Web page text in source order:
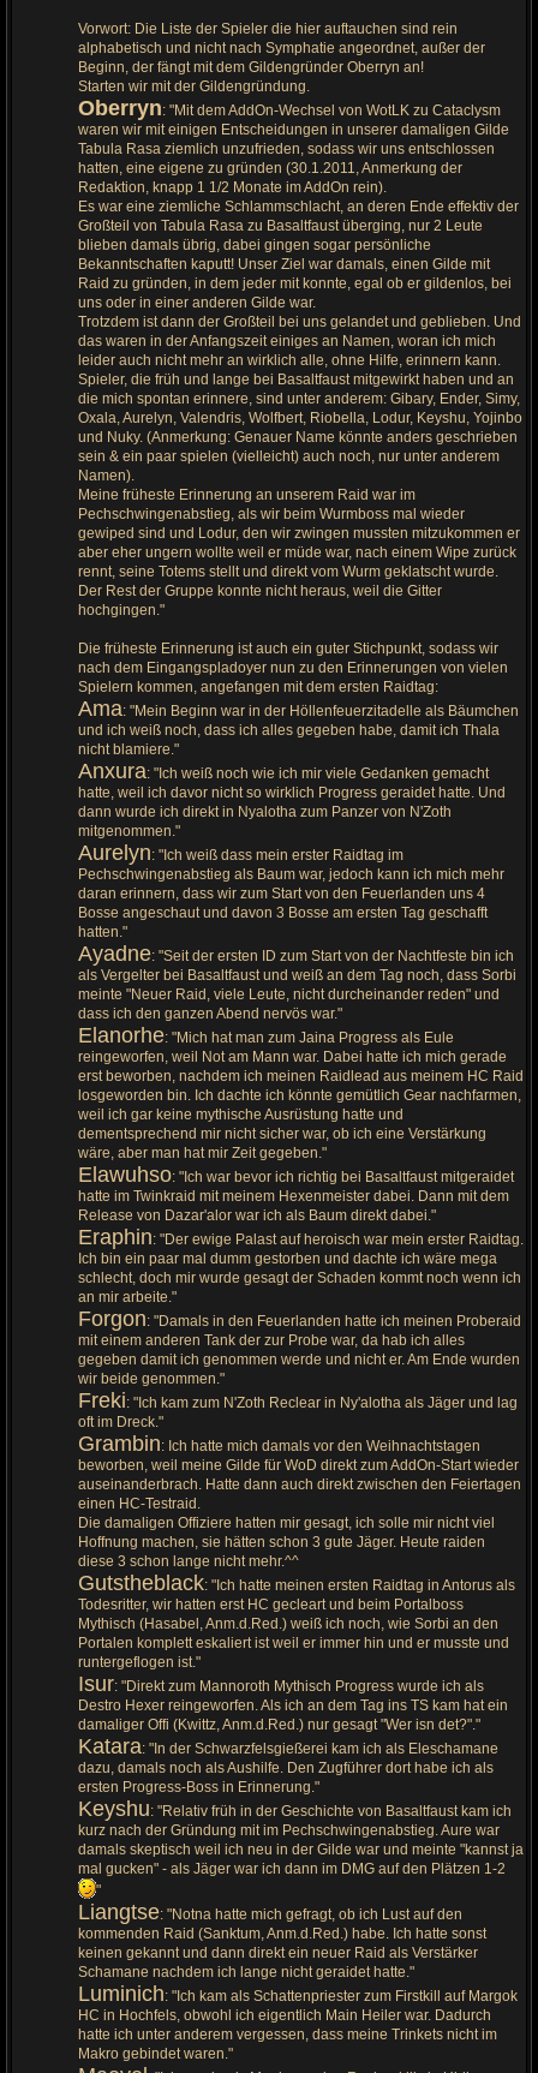
Vorwort: Die Liste der Spieler die hier auftauchen sind rein
alphabetisch und nicht nach Symphatie angeordnet, außer der
Beginn, der fängt mit dem Gildengründer Oberryn an!
Starten wir mit der Gildengründung.
Oberryn: "Mit dem AddOn-Wechsel von WotLK zu Cataclysm
waren wir mit einigen Entscheidungen in unserer damaligen Gilde
Tabula Rasa ziemlich unzufrieden, sodass wir uns entschlossen
hatten, eine eigene zu gründen (30.1.2011, Anmerkung der
Redaktion, knapp 1 1/2 Monate im AddOn rein).
Es war eine ziemliche Schlammschlacht, an deren Ende effektiv der
Großteil von Tabula Rasa zu Basaltfaust überging, nur 2 Leute
blieben damals übrig, dabei gingen sogar persönliche
Bekanntschaften kaputt! Unser Ziel war damals, einen Gilde mit
Raid zu gründen, in dem jeder mit konnte, egal ob er gildenlos, bei
uns oder in einer anderen Gilde war.
Trotzdem ist dann der Großteil bei uns gelandet und geblieben. Und
das waren in der Anfangszeit einiges an Namen, woran ich mich
leider auch nicht mehr an wirklich alle, ohne Hilfe, erinnern kann.
Spieler, die früh und lange bei Basaltfaust mitgewirkt haben und an
die mich spontan erinnere, sind unter anderem: Gibary, Ender, Simy,
Oxala, Aurelyn, Valendris, Wolfbert, Riobella, Lodur, Keyshu, Yojinbo
und Nuky. (Anmerkung: Genauer Name könnte anders geschrieben
sein & ein paar spielen (vielleicht) auch noch, nur unter anderem
Namen).
Meine früheste Erinnerung an unserem Raid war im
Pechschwingenabstieg, als wir beim Wurmboss mal wieder
gewiped sind und Lodur, den wir zwingen mussten mitzukommen er
aber eher ungern wollte weil er müde war, nach einem Wipe zurück
rennt, seine Totems stellt und direkt vom Wurm geklatscht wurde.
Der Rest der Gruppe konnte nicht heraus, weil die Gitter
hochgingen."
Die früheste Erinnerung ist auch ein guter Stichpunkt, sodass wir
nach dem Eingangspladoyer nun zu den Erinnerungen von vielen
Spielern kommen, angefangen mit dem ersten Raidtag:
Ama: "Mein Beginn war in der Höllenfeuerzitadelle als Bäumchen
und ich weiß noch, dass ich alles gegeben habe, damit ich Thala
nicht blamiere."
Anxura: "Ich weiß noch wie ich mir viele Gedanken gemacht
hatte, weil ich davor nicht so wirklich Progress geraidet hatte. Und
dann wurde ich direkt in Nyalotha zum Panzer von N'Zoth
mitgenommen."
Aurelyn: "Ich weiß dass mein erster Raidtag im
Pechschwingenabstieg als Baum war, jedoch kann ich mich mehr
daran erinnern, dass wir zum Start von den Feuerlanden uns 4
Bosse angeschaut und davon 3 Bosse am ersten Tag geschafft
hatten."
Ayadne: "Seit der ersten ID zum Start von der Nachtfeste bin ich
als Vergelter bei Basaltfaust und weiß an dem Tag noch, dass Sorbi
meinte "Neuer Raid, viele Leute, nicht durcheinander reden" und
dass ich den ganzen Abend nervös war."
Elanorhe: "Mich hat man zum Jaina Progress als Eule
reingeworfen, weil Not am Mann war. Dabei hatte ich mich gerade
erst beworben, nachdem ich meinen Raidlead aus meinem HC Raid
losgeworden bin. Ich dachte ich könnte gemütlich Gear nachfarmen,
weil ich gar keine mythische Ausrüstung hatte und
dementsprechend mir nicht sicher war, ob ich eine Verstärkung
wäre, aber man hat mir Zeit gegeben."
Elawuhso: "Ich war bevor ich richtig bei Basaltfaust mitgeraidet
hatte im Twinkraid mit meinem Hexenmeister dabei. Dann mit dem
Release von Dazar'alor war ich als Baum direkt dabei."
Eraphin: "Der ewige Palast auf heroisch war mein erster Raidtag.
Ich bin ein paar mal dumm gestorben und dachte ich wäre mega
schlecht, doch mir wurde gesagt der Schaden kommt noch wenn ich
an mir arbeite."
Forgon: "Damals in den Feuerlanden hatte ich meinen Proberaid
mit einem anderen Tank der zur Probe war, da hab ich alles
gegeben damit ich genommen werde und nicht er. Am Ende wurden
wir beide genommen."
Freki: "Ich kam zum N'Zoth Reclear in Ny'alotha als Jäger und lag
oft im Dreck."
Grambin: Ich hatte mich damals vor den Weihnachtstagen
beworben, weil meine Gilde für WoD direkt zum AddOn-Start wieder
auseinanderbrach. Hatte dann auch direkt zwischen den Feiertagen
einen HC-Testraid.
Die damaligen Offiziere hatten mir gesagt, ich solle mir nicht viel
Hoffnung machen, sie hätten schon 3 gute Jäger. Heute raiden
diese 3 schon lange nicht mehr.^^
Gutstheblack: "Ich hatte meinen ersten Raidtag in Antorus als
Todesritter, wir hatten erst HC gecleart und beim Portalboss
Mythisch (Hasabel, Anm.d.Red.) weiß ich noch, wie Sorbi an den
Portalen komplett eskaliert ist weil er immer hin und er musste und
runtergeflogen ist."
Isur: "Direkt zum Mannoroth Mythisch Progress wurde ich als
Destro Hexer reingeworfen. Als ich an dem Tag ins TS kam hat ein
damaliger Offi (Kwittz, Anm.d.Red.) nur gesagt "Wer isn det?"."
Katara: "In der Schwarzfelsgießerei kam ich als Eleschamane
dazu, damals noch als Aushilfe. Den Zugführer dort habe ich als
ersten Progress-Boss in Erinnerung."
Keyshu: "Relativ früh in der Geschichte von Basaltfaust kam ich
kurz nach der Gründung mit im Pechschwingenabstieg. Aure war
damals skeptisch weil ich neu in der Gilde war und meinte "kannst ja
mal gucken" - als Jäger war ich dann im DMG auf den Plätzen 1-2
"
Liangtse: "Notna hatte mich gefragt, ob ich Lust auf den
kommenden Raid (Sanktum, Anm.d.Red.) habe. Ich hatte sonst
keinen gekannt und dann direkt ein neuer Raid als Verstärker
Schamane nachdem ich lange nicht geraidet hatte."
Luminich: "Ich kam als Schattenpriester zum Firstkill auf Margok
HC in Hochfels, obwohl ich eigentlich Main Heiler war. Dadurch
hatte ich unter anderem vergessen, dass meine Trinkets nicht im
Makro gebindet waren."